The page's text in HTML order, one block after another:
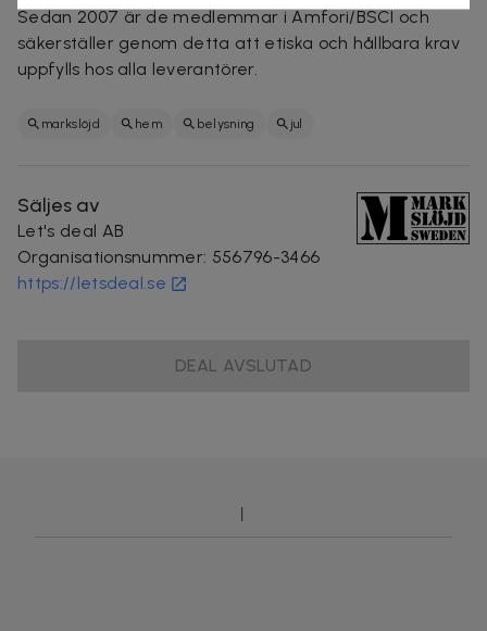
Sedan 2007 är de medlemmar i Amfori/BSCI och
säkerställer genom detta att etiska och hållbara krav
uppfylls hos alla leverantörer.
markslöjd hem belysning jul
Säljes av
Let's deal AB
Organisationsnummer: 556796-3466
https://letsdeal.se
DEAL AVSLUTAD